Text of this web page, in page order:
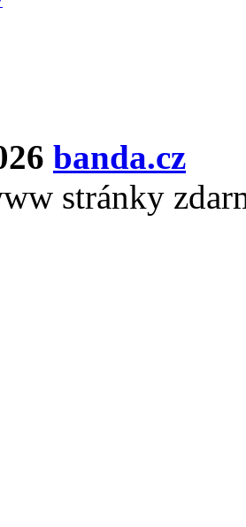
banda.cz
stránky